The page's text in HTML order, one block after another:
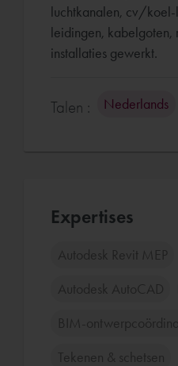
luchtkanalen, cv/
leidingen, kabelgoten,
installaties gewerkt.
Talen : Nederlands
Expertises
Autodesk Revit MEP
Autodesk AutoCAD
BIM-
Tekenen & schetsen